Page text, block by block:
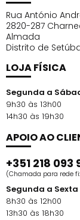
Marca: Bio
Linha:
Formato:
pH: 4,0
Resultado
Hidrata em
deixa os fios
linha une a
mosqueta e do
perfeita
Rua António
2820-287
Almada
Distrito de
LOJA FÍSICA
Segunda a
9h30 às 13h00
14h30 às 19h30
APOIO AO
+351 218 093
(Chamada para rede
Segunda a Sexta
8h30 às 12h00
13h30 às 18h30